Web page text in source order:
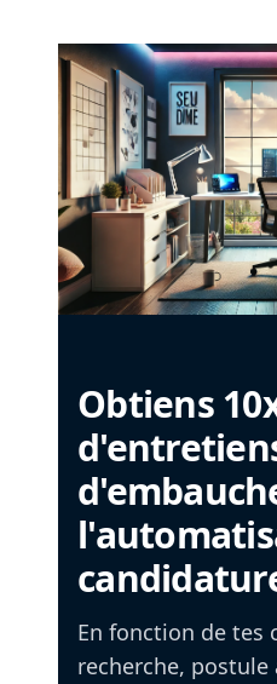
Obtiens
En fonction de tes
recherche,